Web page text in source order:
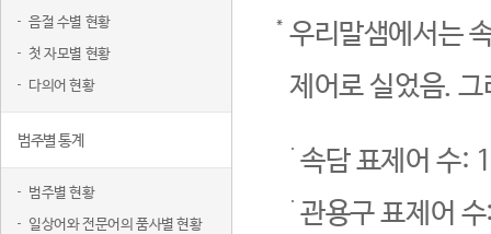
음절 수별 현황
첫 자모별 현황
다의어 현황
범주별 통계
범주별 현황
일상어와 전문어의 품사별 현황
우리말샘에서는
제어로 실었음.
속담 표제어 수:
관용구 표제어